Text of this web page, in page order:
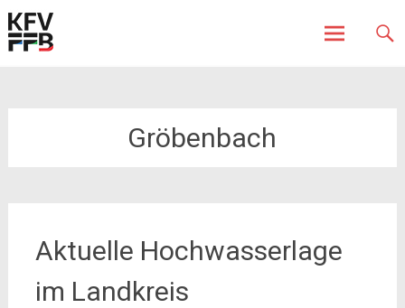
Gröbenbach
Aktuelle Hochwasserlage
im Landkreis